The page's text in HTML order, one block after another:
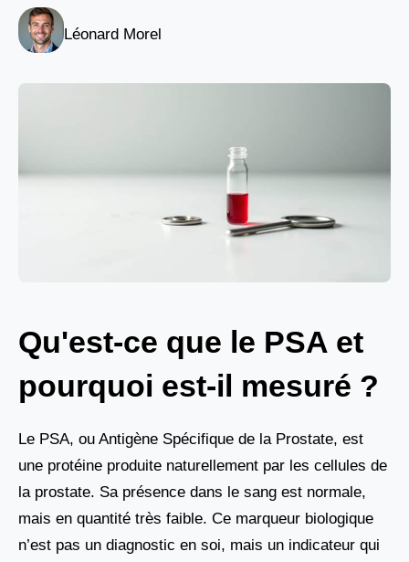
Léonard Morel
Qu'est-ce que le PSA et
pourquoi est-il mesuré ?
Le PSA, ou Antigène Spécifique de la Prostate, est
une protéine produite naturellement par les cellules de
la prostate. Sa présence dans le sang est normale,
mais en quantité très faible. Ce marqueur biologique
n’est pas un diagnostic en soi, mais un indicateur qui